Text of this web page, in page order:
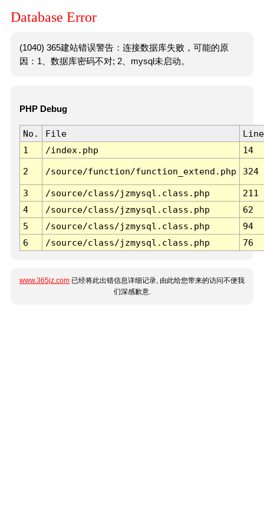
Database Error
(1040) 365建站错误警告：连接数据库失败，可能的原
因：1、数据库密码不对; 2、mysql未启动。
PHP Debug
No. File
Line
1
/index.php 14
2 /source/function/function_extend.php 324
3 /source/class/jzmysql.class.php
211
4
/source/class/jzmysql.class.php
62
5
/source/class/jzmysql.class.php
94
6
/source/class/jzmysql.class.php 76
www.365jz.com 已经将此出错信息详细记录, 由此给您带来的访问不便我
们深感歉意.